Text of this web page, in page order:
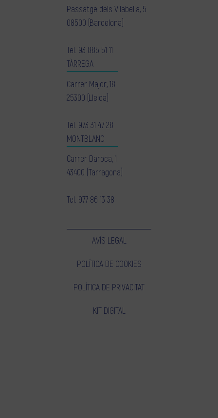
Passatge dels Vilabella, 5
08500 (Barcelona)
Tel. 93 885 51 11
TÀRREGA
Carrer Major, 18
25300 (Lleida)
Tel. 973 31 47 28
MONTBLANC
Carrer Daroca, 1
43400 (Tarragona)
Tel. 977 86 13 38
AVÍS LEGAL
POLÍTICA DE COOKIES
POLÍTICA DE PRIVACITAT
KIT DIGITAL